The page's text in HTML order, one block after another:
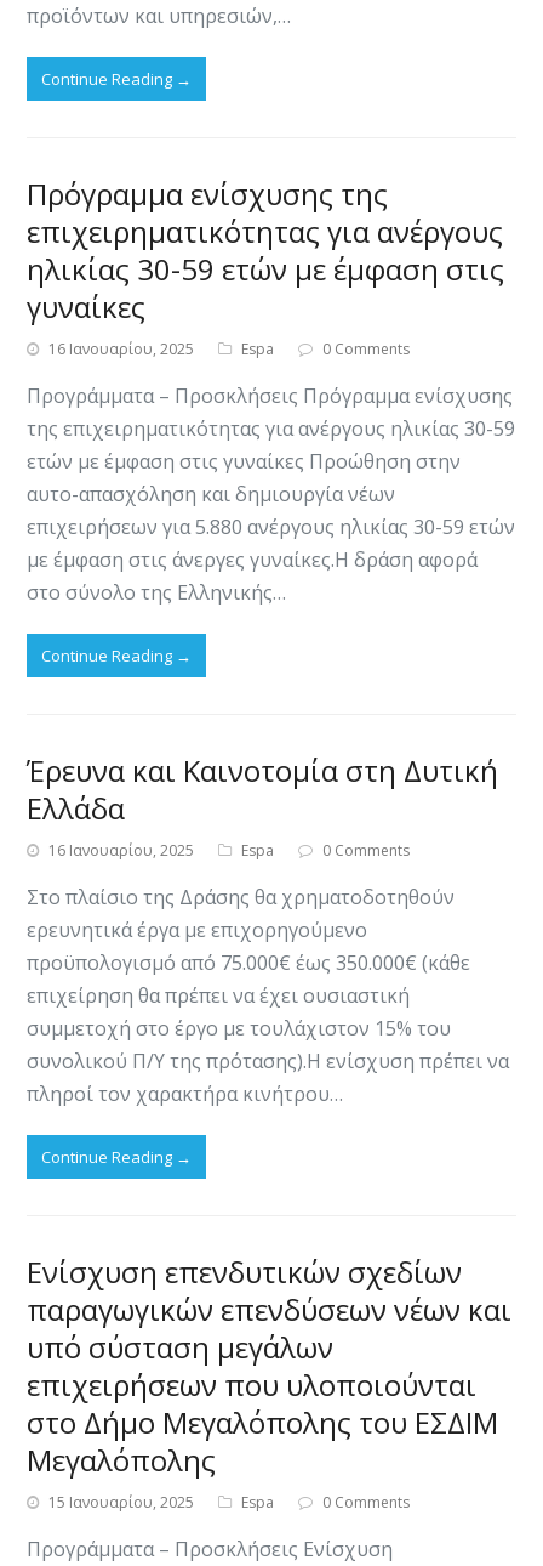
προϊόντων και υπηρεσιών,…
Continue Reading →
Πρόγραμμα ενίσχυσης της
επιχειρηματικότητας για ανέργους
ηλικίας 30-59 ετών με έμφαση στις
γυναίκες
16 Ιανουαρίου, 2025 Espa 0 Comments
Προγράμματα – Προσκλήσεις Πρόγραμμα ενίσχυσης
της επιχειρηματικότητας για ανέργους ηλικίας 30-59
ετών με έμφαση στις γυναίκες Προώθηση στην
αυτο-απασχόληση και δημιουργία νέων
επιχειρήσεων για 5.880 ανέργους ηλικίας 30-59 ετών
με έμφαση στις άνεργες γυναίκες.​Η δράση αφορά
στο σύνολο της Ελληνικής…
Continue Reading →
Έρευνα και Καινοτομία στη Δυτική
Ελλάδα
16 Ιανουαρίου, 2025 Espa 0 Comments
Στο πλαίσιο της Δράσης θα χρηματοδοτηθούν
ερευνητικά έργα με επιχορηγούμενο
προϋπολογισμό από 75.000€ έως 350.000€ (κάθε
επιχείρηση θα πρέπει να έχει ουσιαστική
συμμετοχή στο έργο με τουλάχιστον 15% του
συνολικού Π/Υ της πρότασης).Η ενίσχυση πρέπει να
πληροί τον χαρακτήρα κινήτρου…
Continue Reading →
Ενίσχυση επενδυτικών σχεδίων
παραγωγικών επενδύσεων νέων και
υπό σύσταση μεγάλων
επιχειρήσεων που υλοποιούνται
στο Δήμο Μεγαλόπολης του ΕΣΔΙΜ
Μεγαλόπολης
15 Ιανουαρίου, 2025 Espa 0 Comments
Προγράμματα – Προσκλήσεις Ενίσχυση